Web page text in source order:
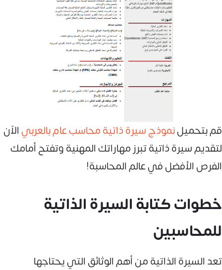
قم بتحميلنموذج سيرة ذاتية محاسب عام بالعربي الآن
لتقديم سيرة ذاتية تبرز مهاراتك المهنية وتفتح أمامك
الفرص الأفضل في عالم المحاسبة!
خطوات كتابة السيرة الذاتية
للمحاسبين
تعد السيرة الذاتية من أهم الوثائق التي يحتاجها